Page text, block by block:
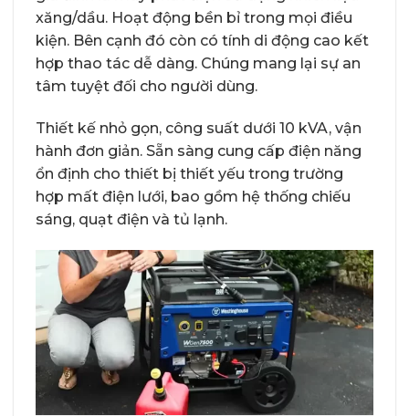
xăng/dầu. Hoạt động bền bỉ trong mọi điều
kiện. Bên cạnh đó còn có tính di động cao kết
hợp thao tác dễ dàng. Chúng mang lại sự an
tâm tuyệt đối cho người dùng.
Thiết kế nhỏ gọn, công suất dưới 10 kVA, vận
hành đơn giản. Sẵn sàng cung cấp điện năng
ổn định cho thiết bị thiết yếu trong trường
hợp mất điện lưới, bao gồm hệ thống chiếu
sáng, quạt điện và tủ lạnh.